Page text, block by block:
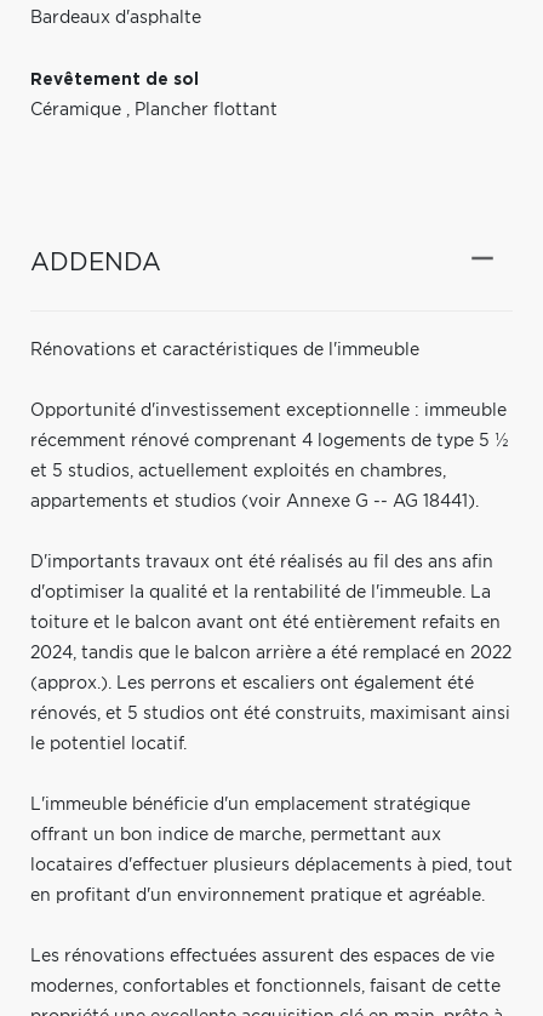
Bardeaux d'asphalte
Revêtement de sol
Céramique , Plancher flottant
ADDENDA
Rénovations et caractéristiques de l'immeuble
Opportunité d'investissement exceptionnelle : immeuble
récemment rénové comprenant 4 logements de type 5 ½
et 5 studios, actuellement exploités en chambres,
appartements et studios (voir Annexe G -- AG 18441).
D'importants travaux ont été réalisés au fil des ans afin
d'optimiser la qualité et la rentabilité de l'immeuble. La
toiture et le balcon avant ont été entièrement refaits en
2024, tandis que le balcon arrière a été remplacé en 2022
(approx.). Les perrons et escaliers ont également été
rénovés, et 5 studios ont été construits, maximisant ainsi
le potentiel locatif.
L'immeuble bénéficie d'un emplacement stratégique
offrant un bon indice de marche, permettant aux
locataires d'effectuer plusieurs déplacements à pied, tout
en profitant d'un environnement pratique et agréable.
Les rénovations effectuées assurent des espaces de vie
modernes, confortables et fonctionnels, faisant de cette